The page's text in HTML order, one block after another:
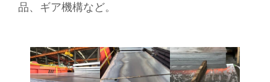
品、ギア機構など。